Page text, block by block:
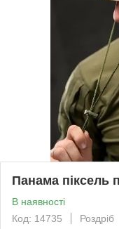
Панама піксель
В наявності
Код: 14735
Роздріб